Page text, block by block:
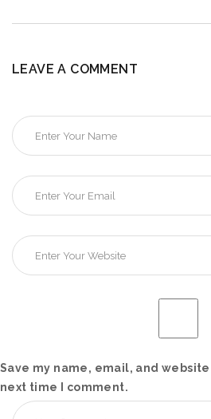
LEAVE A COMMENT
Save my name, email, and
next time I comment.